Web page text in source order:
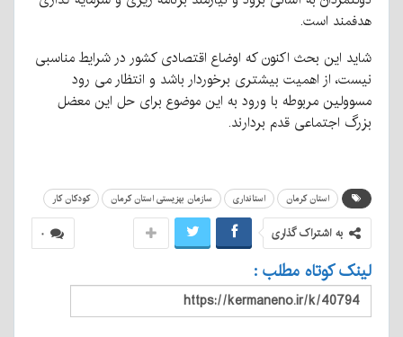
هدفمند است.
شاید این بحث اکنون که اوضاع اقتصادی کشور در شرایط مناسبی
نیست، از اهمیت بیشتری برخوردار باشد و انتظار می رود
مسوولین مربوطه با ورود به این موضوع برای حل این معضل
بزرگ اجتماعی قدم بردارند.
استان کرمان استانداری سازمان بهزیستی استان کرمان کودکان کار
۰ به اشتراک گذاری
لینک کوتاه مطلب :